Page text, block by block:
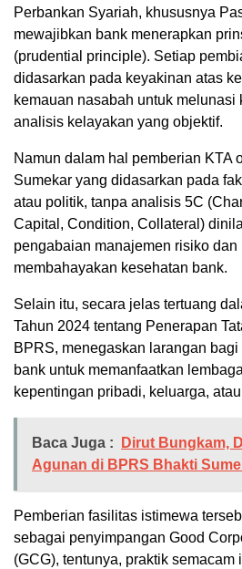
Perbankan Syariah, khususnya
mewajibkan bank menerapkan
(prudential principle). Setiap
didasarkan pada keyakinan atas
kemauan nasabah untuk
analisis kelayakan yang objektif.
Namun dalam hal pemberian KTA
Sumekar yang didasarkan pada
atau politik, tanpa analisis 5C
Capital, Condition, Collateral)
pengabaian manajemen risiko dan
membahayakan kesehatan bank.
Selain itu, secara jelas tertuang
Tahun 2024 tentang Penerapan
BPRS, menegaskan larangan
bank untuk memanfaatkan
kepentingan pribadi, keluarga,
Baca Juga :
Dirut Bungkam,
Agunan di BPRS Bhakti
Pemberian fasilitas istimewa
sebagai penyimpangan Good
(GCG), tentunya, praktik semacam